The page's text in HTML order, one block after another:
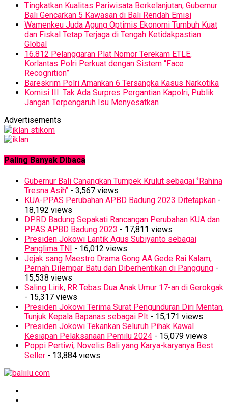
Tingkatkan Kualitas Pariwisata Berkelanjutan, Gubernur
Bali Gencarkan 5 Kawasan di Bali Rendah Emisi
Wamenkeu Juda Agung Optimis Ekonomi Tumbuh Kuat
dan Fiskal Tetap Terjaga di Tengah Ketidakpastian
Global
16.812 Pelanggaran Plat Nomor Terekam ETLE,
Korlantas Polri Perkuat dengan Sistem “Face
Recognition”
Bareskrim Polri Amankan 6 Tersangka Kasus Narkotika
Komisi III: Tak Ada Surpres Pergantian Kapolri, Publik
Jangan Terpengaruh Isu Menyesatkan
Advertisements
Paling Banyak Dibaca
Gubernur Bali Canangkan Tumpek Krulut sebagai ‘’Rahina
Tresna Asih’’ - 3,567 views
KUA-PPAS Perubahan APBD Badung 2023 Ditetapkan -
18,192 views
DPRD Badung Sepakati Rancangan Perubahan KUA dan
PPAS APBD Badung 2023 - 17,811 views
Presiden Jokowi Lantik Agus Subiyanto sebagai
Panglima TNI - 16,012 views
Jejak sang Maestro Drama Gong AA Gede Rai Kalam,
Pernah Dilempar Batu dan Diberhentikan di Panggung -
15,538 views
Saling Lirik, RR Tebas Dua Anak Umur 17-an di Gerokgak
- 15,317 views
Presiden Jokowi Terima Surat Pengunduran Diri Mentan,
Tunjuk Kepala Bapanas sebagai Plt - 15,171 views
Presiden Jokowi Tekankan Seluruh Pihak Kawal
Kesiapan Pelaksanaan Pemilu 2024 - 15,079 views
Poppi Pertiwi, Novelis Bali yang Karya-karyanya Best
Seller - 13,884 views